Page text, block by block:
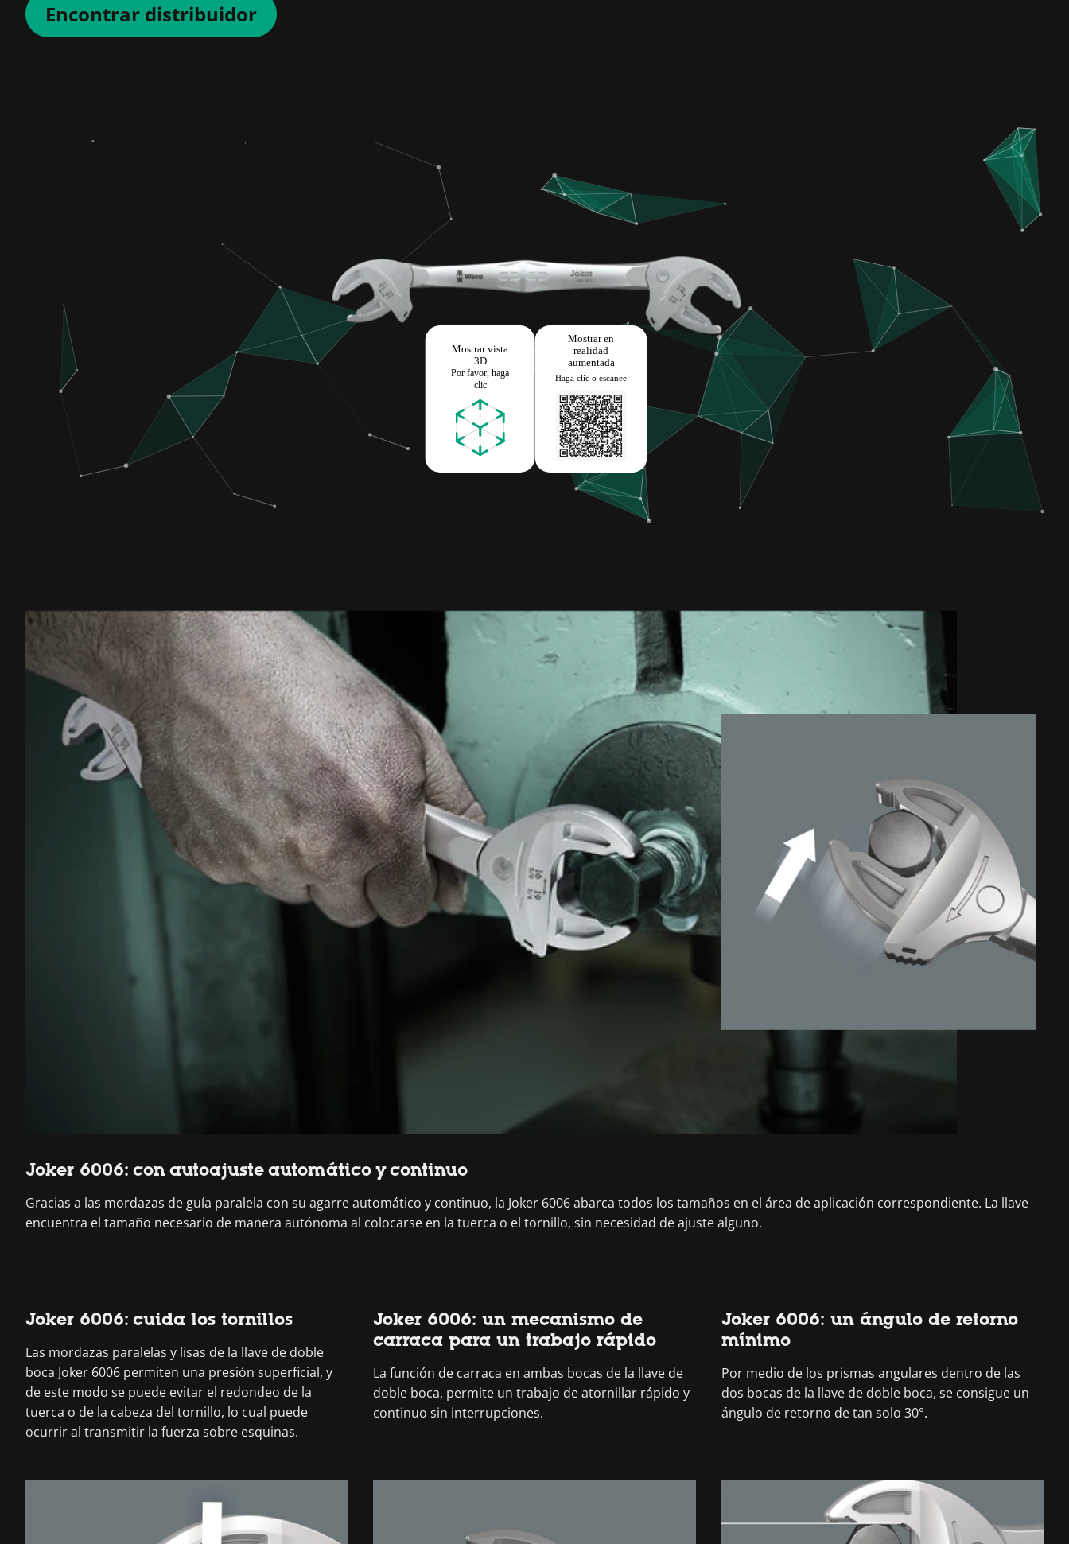
Encontrar distribuidor
Joker 6006: con autoajuste automático y continuo
Gracias a las mordazas de guía paralela con su agarre automático y continuo, la Joker 6006 abarca todos los tamaños en el área de aplicación correspondiente. La llave
encuentra el tamaño necesario de manera autónoma al colocarse en la tuerca o el tornillo, sin necesidad de ajuste alguno.
Joker 6006: cuida los tornillos
Las mordazas paralelas y lisas de la llave de doble
boca Joker 6006 permiten una presión superficial, y
de este modo se puede evitar el redondeo de la
tuerca o de la cabeza del tornillo, lo cual puede
ocurrir al transmitir la fuerza sobre esquinas.
Joker 6006: un mecanismo de
carraca para un trabajo rápido
La función de carraca en ambas bocas de la llave de
doble boca, permite un trabajo de atornillar rápido y
continuo sin interrupciones.
Joker 6006: un ángulo de retorno
mínimo
Por medio de los prismas angulares dentro de las
dos bocas de la llave de doble boca, se consigue un
ángulo de retorno de tan solo 30°.